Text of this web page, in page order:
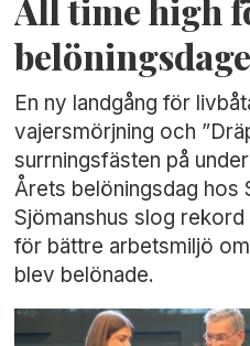
All time high
En ny landgång för
vajersmörjning och
surrningsfästen på
Årets belöningsdag hos
Sjömanshus slog
för bättre arbetsmiljö
blev belönade.